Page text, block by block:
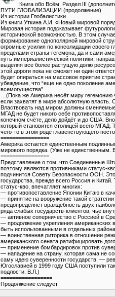
Книга обо Всём. Раздел III
ПУТИ ГЛОБАЛИЗАЦИИ (продолжение)
Из истории Глобалистики.
Из книги Уткина А.И. «Новый мировой
Мировая история подсказывает
исторической возможностью. В этом
формирование однополярной мировой
огромные усилия по консолидации своего
пределами страны-гегемона, да и сами
путь империалистической политики,
выделяя все более растущую долю
этой дороги пока не сможет ни один
будет опираться на массовое приятие
убеждение, что “еще не одно поколение
всемогущества”
…(Пока же Америка несёт миру гегемонию
если захватят в мире абсолютную
Властвовать над миром должны
МГАД не будет никого себе
конечном счёте, дело дойдёт и до США.
который становится столицей всего МГАД.
чего-то в этом роде главенствующего
================
Америка остается единственным
мирового порядка. (Уже не единственным.
================
Представление о том, что Соединенные
поэтому являются противниками статус-
подчинится Совету Безопасности ООН.
государства, прежде всего Россия и
статус-кво, впечатляет многих:
— противопоставление Японии Китаю в
— принятие на вооружение такой
предопределяет враждебность двух
ряда слабых государств-клиентов, чье
— активное соперничество с Россией в
— продолжение укрепления американских
быть использованными в отдельных
— воинственная риторика в отношении
американского сената ратифицировать
— применение бомбардировок против
— нападение на страну, которая сама не
саму идею суверенности государств, —
Югославией в 1999 году США поступили
подлости. В.Л.)
=================
Продолжение следует